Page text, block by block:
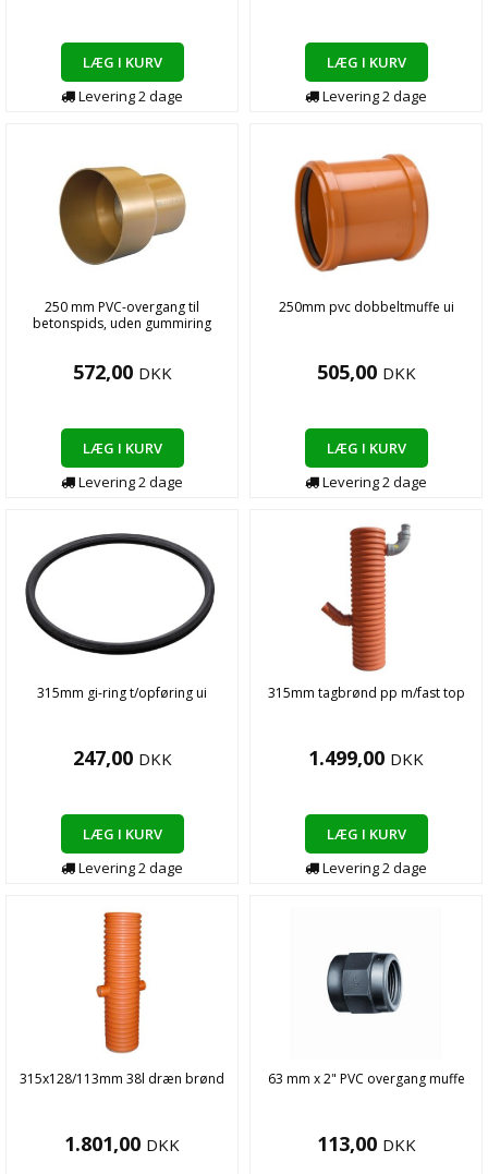
LÆG I KURV
Levering2dage
LÆG I KURV
Levering2dage
250 mm PVC-overgang til
betonspids, uden gummiring
572,00 DKK
LÆG I KURV
Levering2dage
250mm pvc dobbeltmuffe ui
505,00 DKK
LÆG I KURV
Levering2dage
315mm gi-ring t/opføring ui
247,00 DKK
LÆG I KURV
Levering2dage
315mm tagbrønd pp m/fast top
1.499,00 DKK
LÆG I KURV
Levering2dage
315x128/113mm 38l dræn brønd
1.801,00 DKK
63 mm x 2" PVC overgang muffe
113,00 DKK